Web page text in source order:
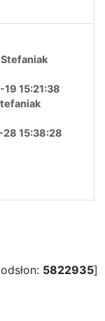
Stefaniak
15:21:38
15:38:28
5822935]